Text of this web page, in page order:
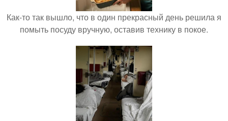
Как-то так вышло, что в один прекрасный день решила я
помыть посуду вручную, оставив технику в покое.